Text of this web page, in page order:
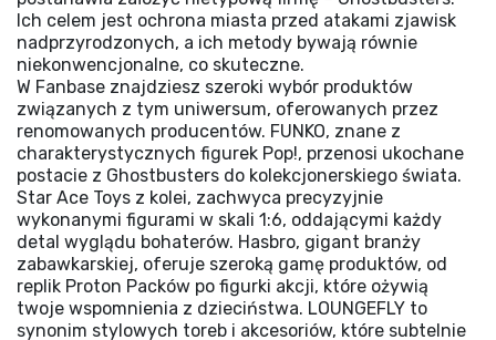
Ich celem jest ochrona miasta przed atakami zjawisk
nadprzyrodzonych, a ich metody bywają równie
niekonwencjonalne, co skuteczne.
W Fanbase znajdziesz szeroki wybór produktów
związanych z tym uniwersum, oferowanych przez
renomowanych producentów. FUNKO, znane z
charakterystycznych figurek Pop!, przenosi ukochane
postacie z Ghostbusters do kolekcjonerskiego świata.
Star Ace Toys z kolei, zachwyca precyzyjnie
wykonanymi figurami w skali 1:6, oddającymi każdy
detal wyglądu bohaterów. Hasbro, gigant branży
zabawkarskiej, oferuje szeroką gamę produktów, od
replik Proton Packów po figurki akcji, które ożywią
twoje wspomnienia z dzieciństwa. LOUNGEFLY to
synonim stylowych toreb i akcesoriów, które subtelnie